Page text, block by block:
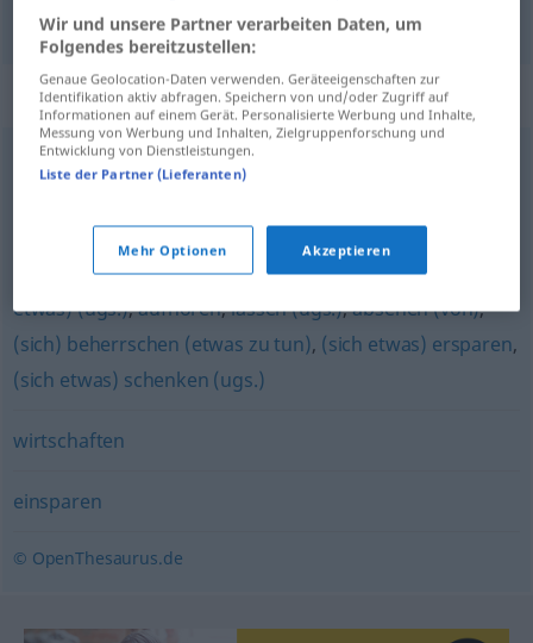
Synonyme für "sparen"
zusammenkommen (bei jemandem)
unterlassen (Hauptform),(sich) verabschieden (von
etwas) (ugs.),aufhören,lassen (ugs.),absehen (von),
(sich) beherrschen (etwas zu tun), (sich etwas) ersparen,
(sich etwas) schenken (ugs.)
wirtschaften
einsparen
© OpenThesaurus.de
Wir und unsere Partner verarbeiten Daten, um
Folgendes bereitzustellen:
Genaue Geolocation-Daten verwenden. Geräteeigenschaften zur
Identifikation aktiv abfragen. Speichern von und/oder Zugriff auf
Informationen auf einem Gerät. Personalisierte Werbung und Inhalte,
Messung von Werbung und Inhalten, Zielgruppenforschung und
Entwicklung von Dienstleistungen.
Liste der Partner (Lieferanten)
Mehr Optionen Akzeptieren